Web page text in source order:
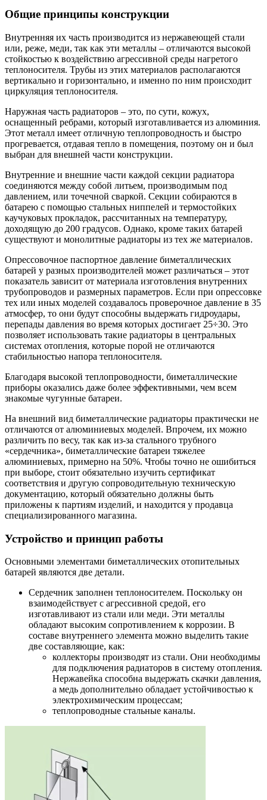
Общие принципы конструкции
Внутренняя их часть производится из нержавеющей стали
или, реже, меди, так как эти металлы – отличаются высокой
стойкостью к воздействию агрессивной среды нагретого
теплоносителя. Трубы из этих материалов располагаются
вертикально и горизонтально, и именно по ним происходит
циркуляция теплоносителя.
Наружная часть радиаторов – это, по сути, кожух,
оснащенный ребрами, который изготавливается из алюминия.
Этот металл имеет отличную теплопроводность и быстро
прогревается, отдавая тепло в помещения, поэтому он и был
выбран для внешней части конструкции.
Внутренние и внешние части каждой секции радиатора
соединяются между собой литьем, производимым под
давлением, или точечной сваркой. Секции собираются в
батарею с помощью стальных ниппелей и термостойких
каучуковых прокладок, рассчитанных на температуру,
доходящую до 200 градусов. Однако, кроме таких батарей
существуют и монолитные радиаторы из тех же материалов.
Опрессовочное паспортное давление биметаллических
батарей у разных производителей может различаться – этот
показатель зависит от материала изготовления внутренних
трубопроводов и размерных параметров. Если при опрессовке
тех или иных моделей создавалось проверочное давление в 35
атмосфер, то они будут способны выдержать гидроудары,
перепады давления во время которых достигает 25÷30. Это
позволяет использовать такие радиаторы в центральных
системах отопления, которые порой не отличаются
стабильностью напора теплоносителя.
Благодаря высокой теплопроводности, биметаллические
приборы оказались даже более эффективными, чем всем
знакомые чугунные батареи.
На внешний вид биметаллические радиаторы практически не
отличаются от алюминиевых моделей. Впрочем, их можно
различить по весу, так как из-за стального трубного
«сердечника», биметаллические батареи тяжелее
алюминиевых, примерно на 50%. Чтобы точно не ошибиться
при выборе, стоит обязательно изучить сертификат
соответствия и другую сопроводительную техническую
документацию, который обязательно должны быть
приложены к партиям изделий, и находится у продавца
специализированного магазина.
Устройство и принцип работы
Основными элементами биметаллических отопительных
батарей являются две детали.
Сердечник заполнен теплоносителем. Поскольку он
взаимодействует с агрессивной средой, его
изготавливают из стали или меди. Эти металлы
обладают высоким сопротивлением к коррозии. В
составе внутреннего элемента можно выделить такие
две составляющие, как:
коллекторы производят из стали. Они необходимы
для подключения радиаторов в систему отопления.
Нержавейка способна выдержать скачки давления,
а медь дополнительно обладает устойчивостью к
электрохимическим процессам;
теплопроводные стальные каналы.